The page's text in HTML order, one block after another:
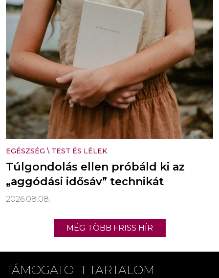
EGÉSZSÉG \ TEST ÉS LÉLEK
Túlgondolás ellen próbáld ki az
„aggódási idősáv” technikát
2026.08.08.
MÉG TÖBB FRISS HÍR
TÁMOGATOTT TARTALOM